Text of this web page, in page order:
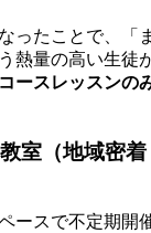
ったことで、「
熱量の高い生徒
ースレッスンの
室（地域密着
ースで不定期開